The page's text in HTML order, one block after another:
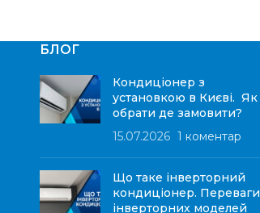
БЛОГ
Кондиціонер з
установкою в Києві. Як
обрати де замовити?
15.07.2026 1 коментар
Що таке інверторний
кондиціонер. Переваги
інверторних моделей